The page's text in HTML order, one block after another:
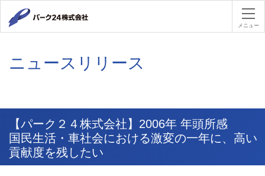
パーク２
メニュー
ニュースリリース
【パーク２４株式会社】2006年 年頭所感
国民生活・車社会における激変の一年に、高い
貢献度を残したい